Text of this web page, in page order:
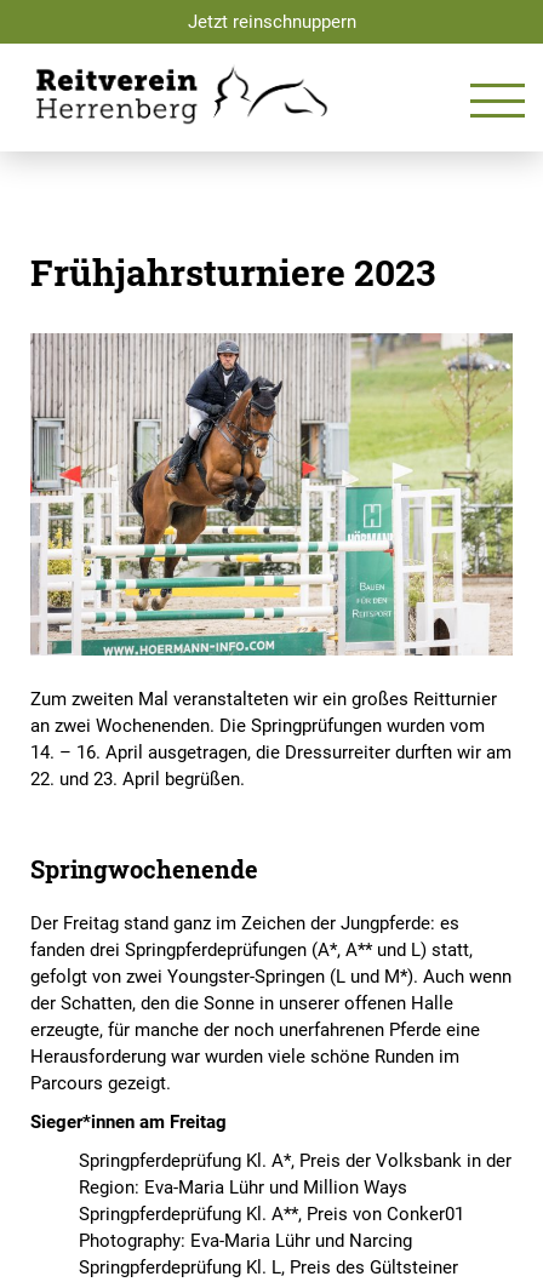
Jetzt reinschnuppern
Frühjahrsturniere 2023
Zum zweiten Mal veranstalteten wir ein großes Reitturnier
an zwei Wochenenden. Die Springprüfungen wurden vom
14. – 16. April ausgetragen, die Dressurreiter durften wir am
22. und 23. April begrüßen.
Springwochenende
Der Freitag stand ganz im Zeichen der Jungpferde: es
fanden drei Springpferdeprüfungen (A*, A** und L) statt,
gefolgt von zwei Youngster-Springen (L und M*). Auch wenn
der Schatten, den die Sonne in unserer offenen Halle
erzeugte, für manche der noch unerfahrenen Pferde eine
Herausforderung war wurden viele schöne Runden im
Parcours gezeigt.
Sieger*innen am Freitag
Springpferdeprüfung Kl. A*, Preis der Volksbank in der
Region: Eva-Maria Lühr und Million Ways
Springpferdeprüfung Kl. A**, Preis von Conker01
Photography: Eva-Maria Lühr und Narcing
Springpferdeprüfung Kl. L, Preis des Gültsteiner